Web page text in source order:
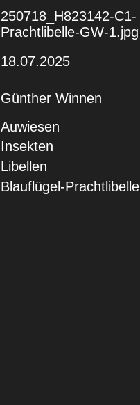
250718_H823142-C1-
Prachtlibelle-GW-1.jpg
18.07.2025
Günther Winnen
Auwiesen
Insekten
Libellen
Blauflügel-Prachtlibelle